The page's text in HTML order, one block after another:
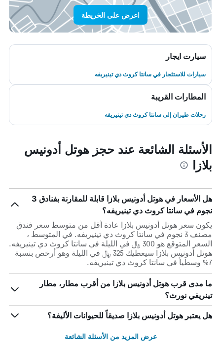
اعرض على الخريطة
سيارت ايجار
سيارات للاستئجار في سانتا كروث دي تينيريفه
المطارات القريبة
رحلات طيران إلى سانتا كروث دي تينيريفه
الأسئلة الشائعة عند حجز هوتل أدونيس
بلازا
هل الأسعار في هوتل أدونيس بلازا قابلة للمقارنة بفنادق 3
نجوم في سانتا كروث دي تينيريفه؟
يكون سعر هوتل أدونيس بلازا عادة أقل من متوسط ​​سعر فندق
مصنف 3 نجوم في سانتا كروث دي تينيريفه. في المتوسط ،
السعر المتوقع هو 300 ﷼ في الليلة في سانتا كروث دي تينيريفه.
هوتل أدونيس بلازا سيعطيك 325 ﷼ في الليلة وهو أرخص بنسبة
7% وسطياً في سانتا كروث دي تينيريفه.
ما مدى قرب هوتل أدونيس بلازا من أقرب مطار، مطار
تينريفي نورث؟
هل يعتبر هوتل أدونيس بلازا صديقاً للحيوانات الأليفة؟
عرض المزيد من الأسئلة الشائعة